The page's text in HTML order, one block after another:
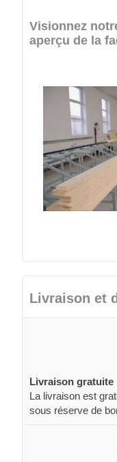
Visionnez
aperçu de la
Livraison et
Livraison gratuite
La livraison est
sous réserve de